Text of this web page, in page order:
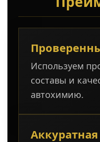
Используем
составы и
автохимию.